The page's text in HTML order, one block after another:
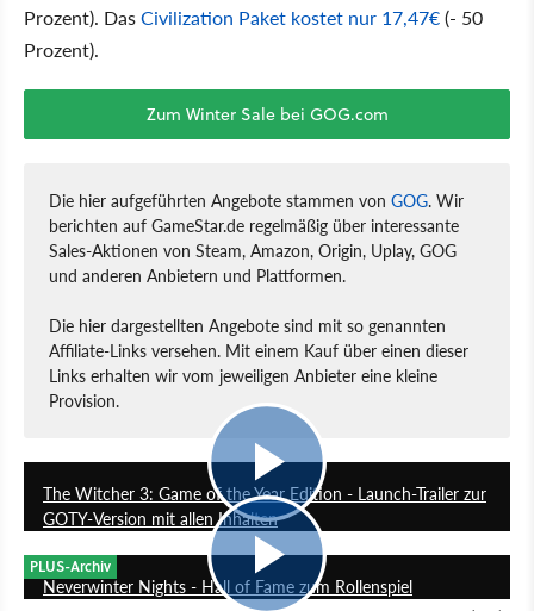
Prozent). DasCivilization Paket kostet nur 17,47€(- 50
Prozent).
Zum Winter Sale bei GOG.com
Die hier aufgeführten Angebote stammen von GOG. Wir
berichten auf GameStar.de regelmäßig über interessante
Sales-Aktionen von Steam, Amazon, Origin, Uplay, GOG
und anderen Anbietern und Plattformen.
Die hier dargestellten Angebote sind mit so genannten
Affiliate-Links versehen. Mit einem Kauf über einen dieser
Links erhalten wir vom jeweiligen Anbieter eine kleine
Provision.
The Witcher 3: Game of the Year Edition - Launch-Trailer zur
GOTY-Version mit allen Inhalten
PLUS-Archiv
2:59
Neverwinter Nights - Hall of Fame zum Rollenspiel